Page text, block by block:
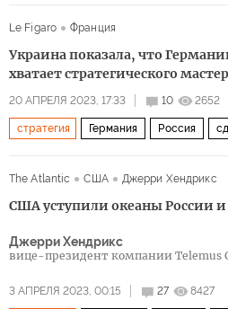
Le Figaro
Франция
Украина показала, что
хватает стратегического
20 АПРЕЛЯ 2023, 17:33 10 2652
стратегия Германия Россия
The Atlantic
США Джерри Хендрикс
США уступили океаны России
Джерри Хендрикс
вице-президент компании Telemus
безопасности
3 АПРЕЛЯ 2023, 00:15 27 8427